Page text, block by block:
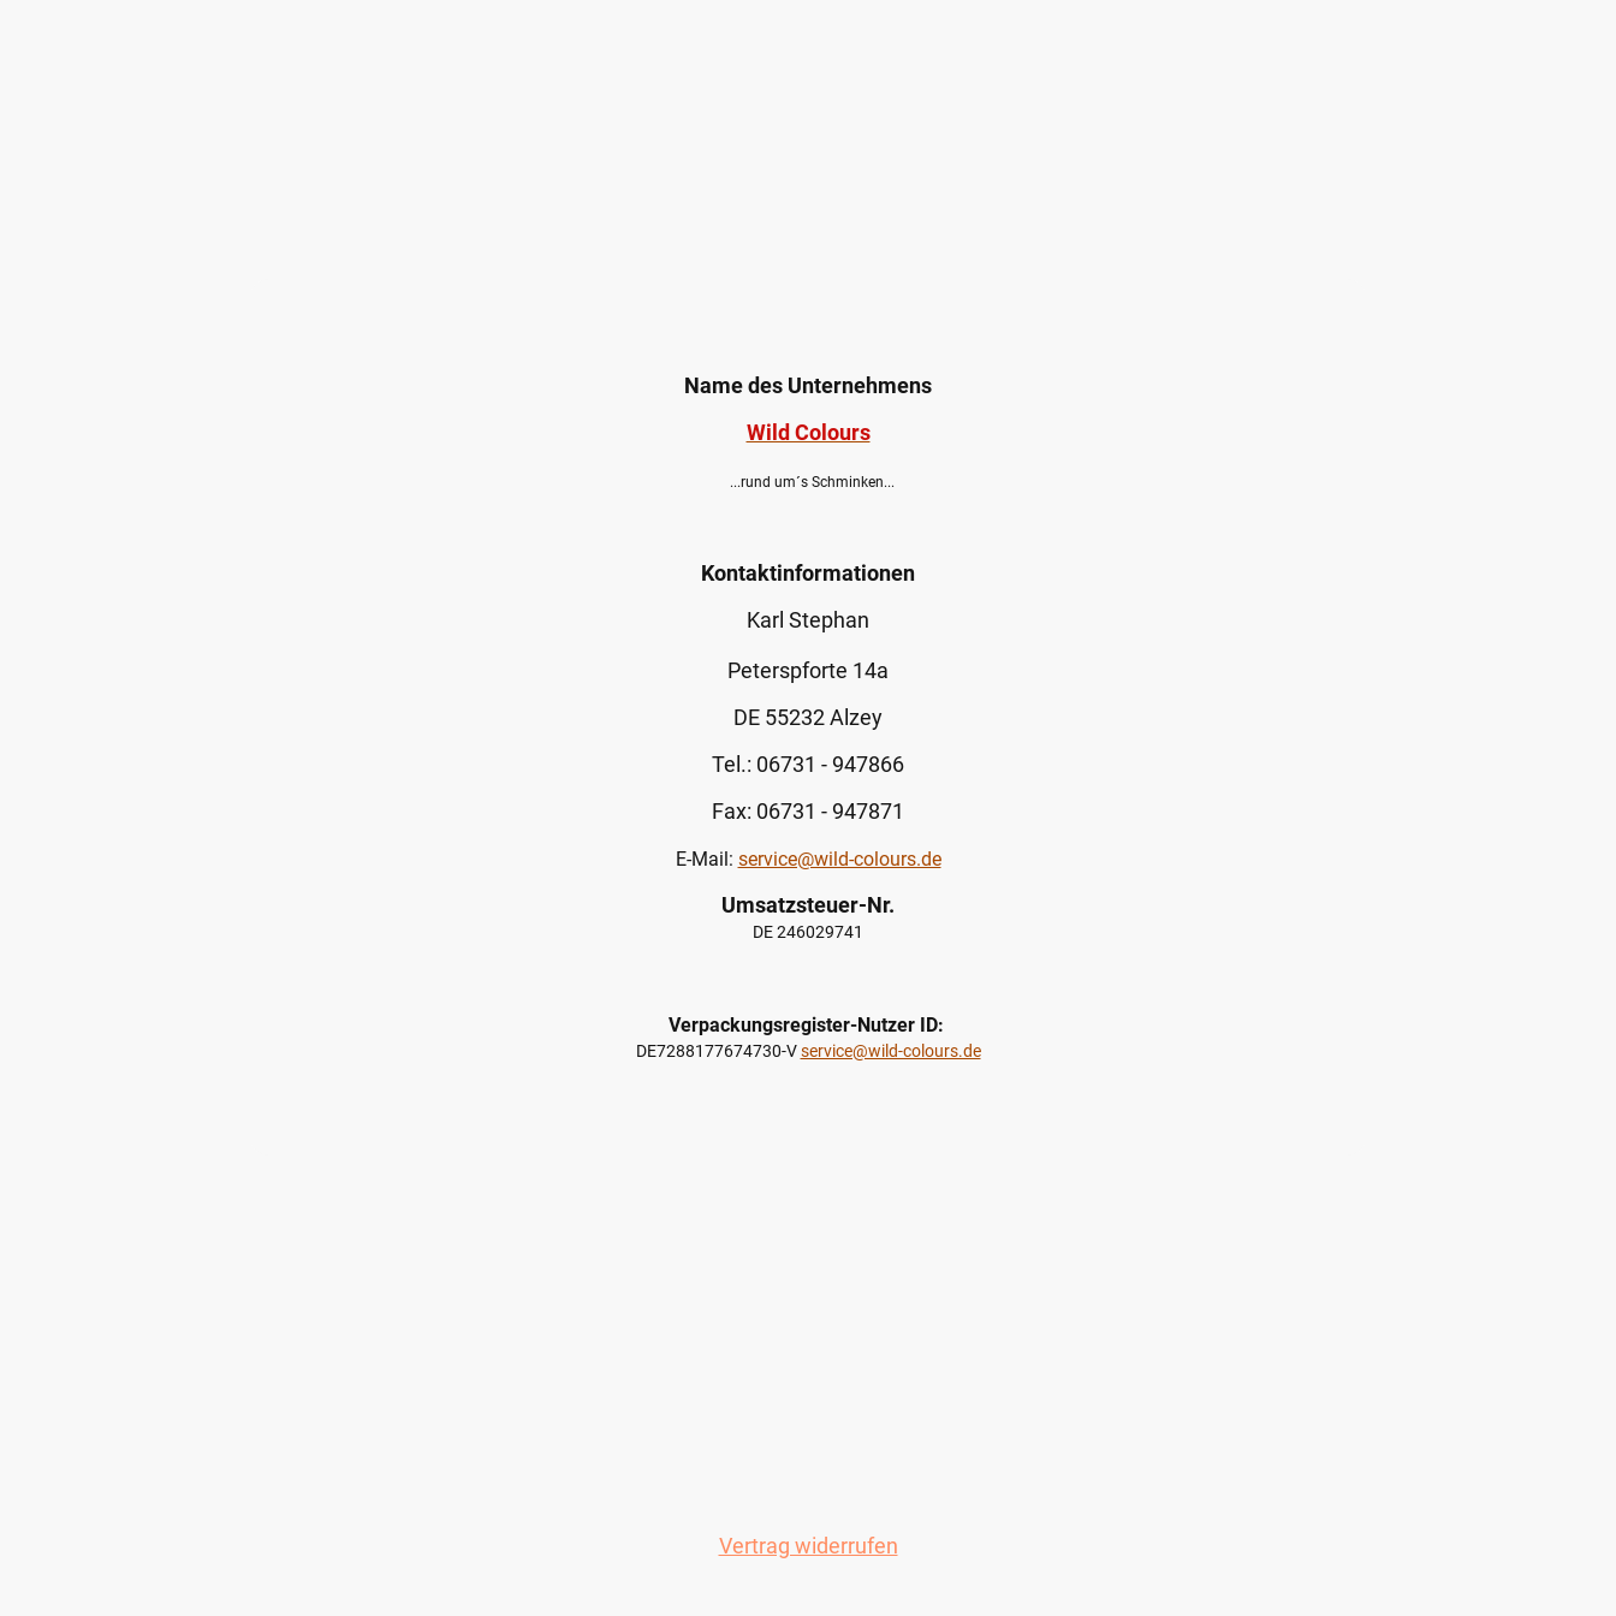
Name des Unternehmens
Wild Colours
...rund um´s Schminken...
Kontaktinformationen
Karl Stephan
Peterspforte 14a
DE 55232 Alzey
Tel.: 06731 - 947866
Fax: 06731 - 947871
E-Mail: service@wild-colours.de
Umsatzsteuer-Nr.
DE 246029741
Verpackungsregister-Nutzer ID:
DE7288177674730-Vservice@wild-colours.de
Vertrag widerrufen